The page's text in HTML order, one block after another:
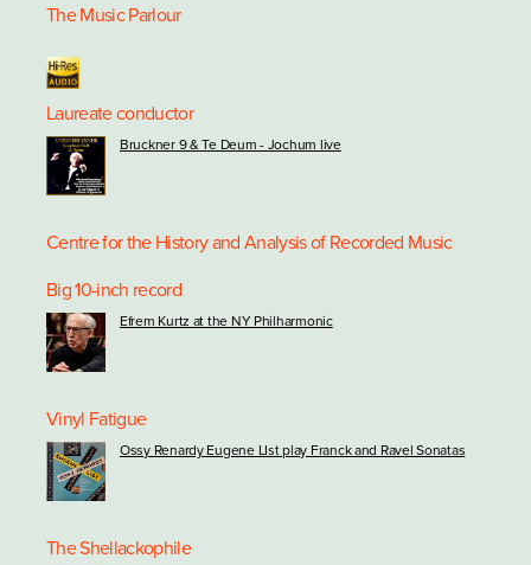
The Music Parlour
Laureate conductor
Bruckner 9 & Te Deum - Jochum live
Centre for the History and Analysis of Recorded Music
Big 10-inch record
Efrem Kurtz at the NY Philharmonic
Vinyl Fatigue
Ossy Renardy Eugene LIst play Franck and Ravel Sonatas
The Shellackophile